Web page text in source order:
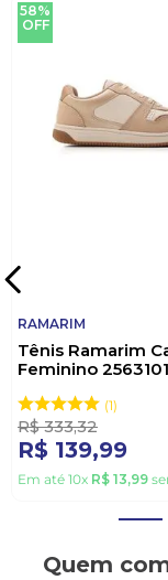
58%
OFF
RAMARIM
Tênis Ramarim
Feminino
1
R$ 333,32
R$ 139,99
Em até 10x R$ 13,99
Quem